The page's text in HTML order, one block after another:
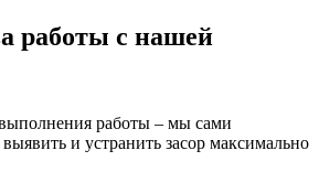
работы с нашей
работы – мы сами
и устранить засор максимально